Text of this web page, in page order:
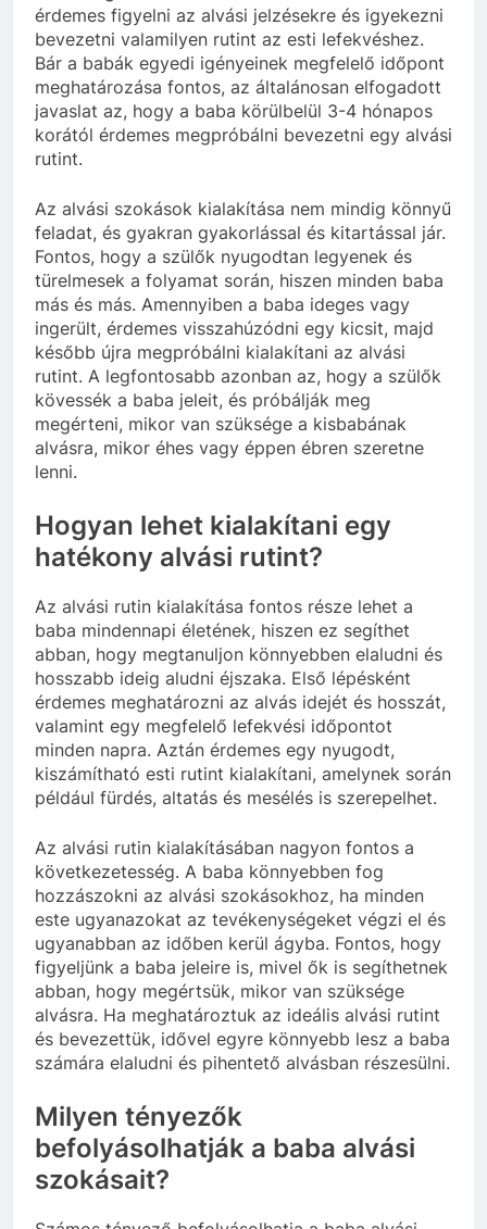
érdemes figyelni az alvási jelzésekre és igyekezni
bevezetni valamilyen rutint az esti lefekvéshez.
Bár a babák egyedi igényeinek megfelelő időpont
meghatározása fontos, az általánosan elfogadott
javaslat az, hogy a baba körülbelül 3-4 hónapos
korától érdemes megpróbálni bevezetni egy alvási
rutint.
Az alvási szokások kialakítása nem mindig könnyű
feladat, és gyakran gyakorlással és kitartással jár.
Fontos, hogy a szülők nyugodtan legyenek és
türelmesek a folyamat során, hiszen minden baba
más és más. Amennyiben a baba ideges vagy
ingerült, érdemes visszahúzódni egy kicsit, majd
később újra megpróbálni kialakítani az alvási
rutint. A legfontosabb azonban az, hogy a szülők
kövessék a baba jeleit, és próbálják meg
megérteni, mikor van szüksége a kisbabának
alvásra, mikor éhes vagy éppen ébren szeretne
lenni.
Hogyan lehet kialakítani egy
hatékony alvási rutint?
Az alvási rutin kialakítása fontos része lehet a
baba mindennapi életének, hiszen ez segíthet
abban, hogy megtanuljon könnyebben elaludni és
hosszabb ideig aludni éjszaka. Első lépésként
érdemes meghatározni az alvás idejét és hosszát,
valamint egy megfelelő lefekvési időpontot
minden napra. Aztán érdemes egy nyugodt,
kiszámítható esti rutint kialakítani, amelynek során
például fürdés, altatás és mesélés is szerepelhet.
Az alvási rutin kialakításában nagyon fontos a
következetesség. A baba könnyebben fog
hozzászokni az alvási szokásokhoz, ha minden
este ugyanazokat az tevékenységeket végzi el és
ugyanabban az időben kerül ágyba. Fontos, hogy
figyeljünk a baba jeleire is, mivel ők is segíthetnek
abban, hogy megértsük, mikor van szüksége
alvásra. Ha meghatároztuk az ideális alvási rutint
és bevezettük, idővel egyre könnyebb lesz a baba
számára elaludni és pihentető alvásban részesülni.
Milyen tényezők
befolyásolhatják a baba alvási
szokásait?